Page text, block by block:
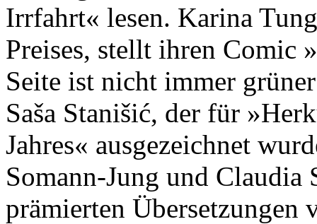
Irrfahrt« lesen. Karina
Preises, stellt ihren Comic
Seite ist nicht immer
Saša Stanišić, der für
Jahres« ausgezeichnet
Somann-Jung und
prämierten Übersetzungen